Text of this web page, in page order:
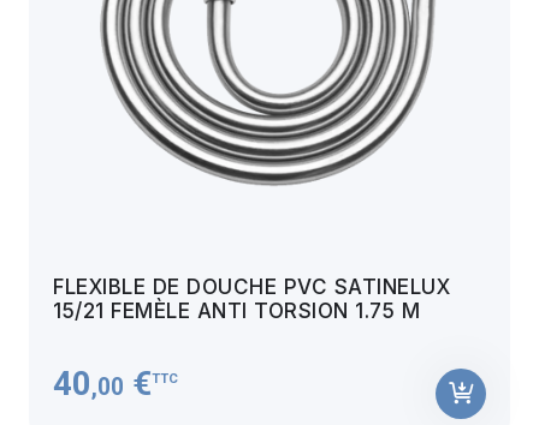
FLEXIBLE DE DOUCHE PVC SATINELUX
15/21 FEMÈLE ANTI TORSION 1.75 M
40,00 €TTC